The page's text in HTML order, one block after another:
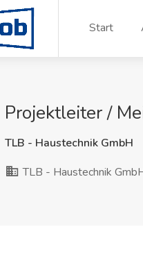
Start
Projektleiter /
TLB - Haustechnik GmbH
TLB - Haustechnik